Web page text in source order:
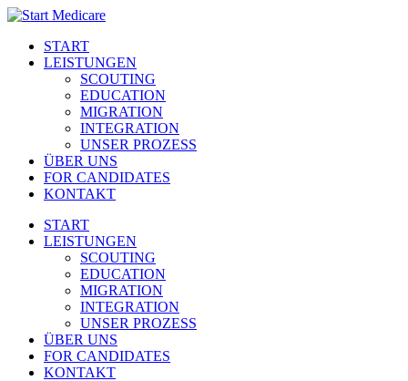
START
LEISTUNGEN
SCOUTING
EDUCATION
MIGRATION
INTEGRATION
UNSER PROZESS
ÜBER UNS
FOR CANDIDATES
KONTAKT
START
LEISTUNGEN
SCOUTING
EDUCATION
MIGRATION
INTEGRATION
UNSER PROZESS
ÜBER UNS
FOR CANDIDATES
KONTAKT